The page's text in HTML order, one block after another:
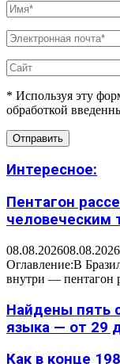
* Используя эту
обработкой
Интересное:
Пентагон
человеческим
08.08.202608.08.2026
Оглавление:В
внутри — пентагон
Найдены пять
языка — от 29
Как в конце